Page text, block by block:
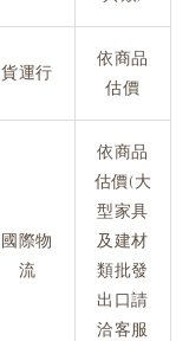
貨運行
依商品
估價
國際物
流
依商品
估價(大
型家具
及建材
類批發
出口請
洽客服